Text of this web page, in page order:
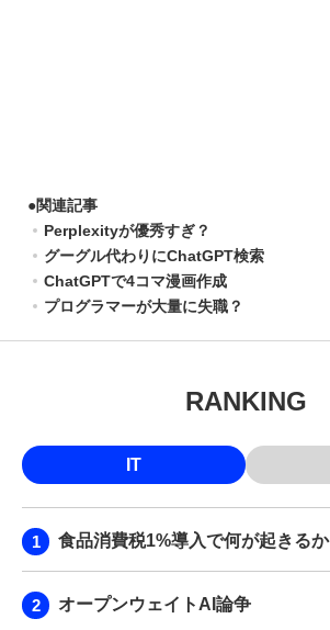
●関連記事
Perplexityが優秀すぎ？
グーグル代わりにChatGPT検索
ChatGPTで4コマ漫画作成
プログラマーが大量に失職？
RANKING
IT
食品消費税1%導入で何が起きるか
オープンウェイトAI論争